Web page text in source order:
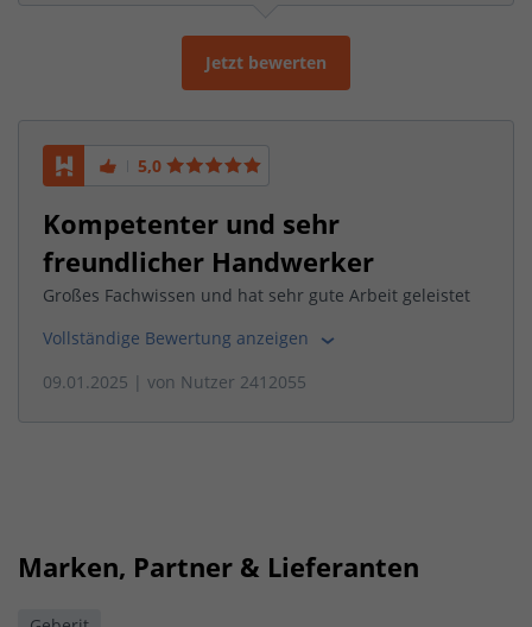
Jetzt bewerten
5,0
Kompetenter und sehr
freundlicher Handwerker
Großes Fachwissen und hat sehr gute Arbeit geleistet
Vollständige Bewertung anzeigen
09.01.2025 | von Nutzer 2412055
Marken, Partner & Lieferanten